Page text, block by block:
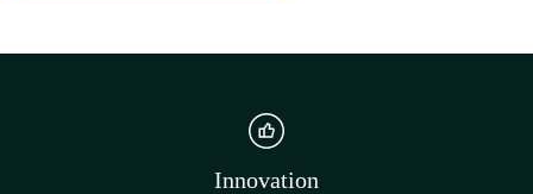
Innovation